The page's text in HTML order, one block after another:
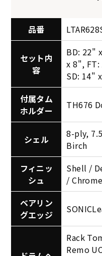
品番
セット内
容
BD: 22"
x 8",
SD: 14"
付属タム
ホルダー
TH676
シェル
8-ply,
Birch
フィニッ
シュ
Shell /
/ Chrome
ベアリン
グエッジ
Rack
Remo